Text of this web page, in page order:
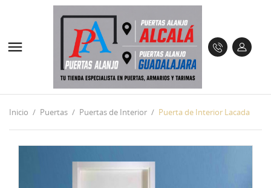

Inicio Puertas Puertas de Interior Puerta de Interior Lacada